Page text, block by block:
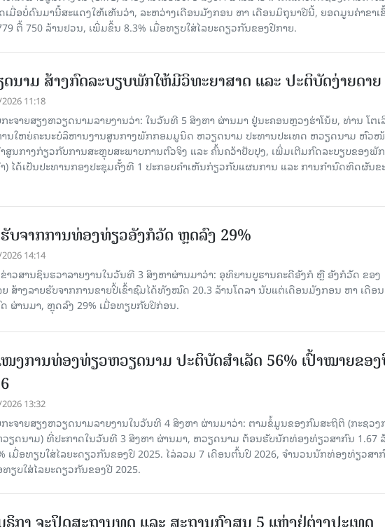
ເມື່ອບໍ່ດົນມານີ້ສະແດງໃຫ້ເຫັນວ່າ, ລະຫວ່າງເດືອນມັງກອນ ຫາ ເດືອນມິຖຸນາປີນີ້, ຍອດມູນຄ່າຂາເ
ຕື້ 750 ລ້ານຢວນ, ເພີ່ມຂຶ້ນ 8.3% ເມື່ອທຽບໃສ່ໄລຍະດຽວກັນຂອງປີກາຍ.
ນາມ ສ້າງກົດລະບຽບພັກໃຫ້ມີວິທະຍາສາດ ແລະ ປະຕິບັດງ່າຍດາຍ
11:18
ະຈາຍສຽງຫວຽດນາມລາຍງານວ່າ: ໃນ​ວັນ​ທີ 5 ສິງ​ຫາ ຜ່ານມາ ຢູ່ນະຄອນຫຼວງຮ່າ​ໂນ້ຍ, ທ່ານ ໂຕ​ເ
ນ​ໃຫຍ່​ຄະ​ນະ​ບໍ​ລິ​ຫານ​ງານ​ສູນ​ກາງ​ພັກ​ກອມ​ມູ​ນິດ ຫວຽດ​ນາມ ປະ​ທານ​ປະ​ເທດ ຫວຽດ​ນາມ ຫົວ​ໜ້
ສູນ​ກາງ​ກ່ຽວ​ກັບ​ການ​ສະ​ຫຼຸບ​ສະ​ພ​າບ​ການ​ຕົວ​ຈິງ ແລະ ຄົ້ນ​ຄວ້າ​ປັບ​ປຸງ, ເພີ່ມ​ເຕີມ​ກົດ​ລະ​ບຽບ​ຂອງ​ພັ
) ໄດ້​ເປັນ​ປະ​ທານກອງ​ປະ​ຊຸມ​ຄັ້ງ​ທີ 1 ປະ​ກອບ​ຄຳ​ເຫັນ​ກ່ຽວ​ກັບ​ແຜນ​ການ ແລະ ການ​ກຳ​ນົດ​ທິດ​ຜັນ​ຂ
ບຈາກການທ່ອງທ່ຽວອັງກໍວັດ ຫຼດລົງ 29%
14:14
າວສານຊິນຮວາລາຍງານໃນວັນທີ 3 ສິງຫາຜ່ານມາວ່າ: ອຸທິຍານບູຮານຄະດີອັງກໍ ຫຼື ອັງກໍວັດ ຂອງ
ຍ ສ້າງລາຍຮັບຈາກການຂາຍປີ້ເຂົ້າຊົມໄດ້ທັງໝົດ 20.3 ລ້ານໂດລາ ນັບແຕ່ເດືອນມັງກອນ ຫາ ເດືອນ
ຜ່ານມາ, ຫຼຸດລົງ 29% ເມື່ອທຽບກັບປີກ່ອນ.
ງ​ການ​ທ່ອງ​ທ່ຽວຫວຽດນາມ ​ປະ​ຕິ​ບັດ​ສຳ​ເລັດ 56% ເປົ້າ​ໝາຍຂອ
13:32
ະຈາຍສຽງຫວຽດນາມລາຍງານໃນວັນທີ 4 ສິງຫາ ຜ່ານມາວ່າ: ຕາມ​ຂໍ້​ມູນ​ຂອງ​ກົມ​ສະ​ຖິ​ຕິ (ກະ​ຊວງ​
ວຽດ​ນາມ) ທີ່ປະ​ກາດ​ໃນ​ວັນ​ທີ 3 ສິງ​ຫາ​ ຜ່ານມາ, ຫວຽດ​ນາມ ຕ້ອນ​ຮັບ​ນັກທ່ອງ​ທ່ຽວ​ສາ​ກົນ 1.67
ເມື່ອ​ທຽບ​ໃສ່​ໄລ​ຍະ​ດຽວ​ກັນ​ຂອງ​ປີ 2025. ໄລ່​ລວມ 7 ເດືອນ​ຕົ້ນ​ປີ 2026, ຈຳ​ນວນ​ນັກ​ທ່ອງ​ທ່ຽວ​ສາ​
ຽບ​ໃສ່​ໄລ​ຍະ​ດຽວ​ກັນ​ຂອງ​ປີ​ 2025.